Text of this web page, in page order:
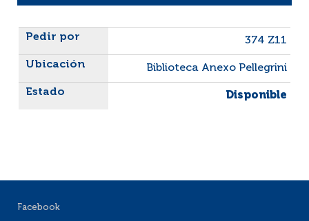
Liste des exemplaires
374 Z11
Biblioteca Anexo Pellegrini
Disponible
Facebook